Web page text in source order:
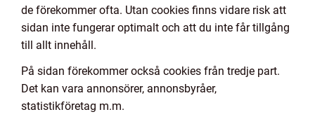
de förekommer ofta. Utan cookies finns vidare risk att
sidan inte fungerar optimalt och att du inte får tillgång
till allt innehåll.
På sidan förekommer också cookies från tredje part.
Det kan vara annonsörer, annonsbyråer,
statistikföretag m.m.